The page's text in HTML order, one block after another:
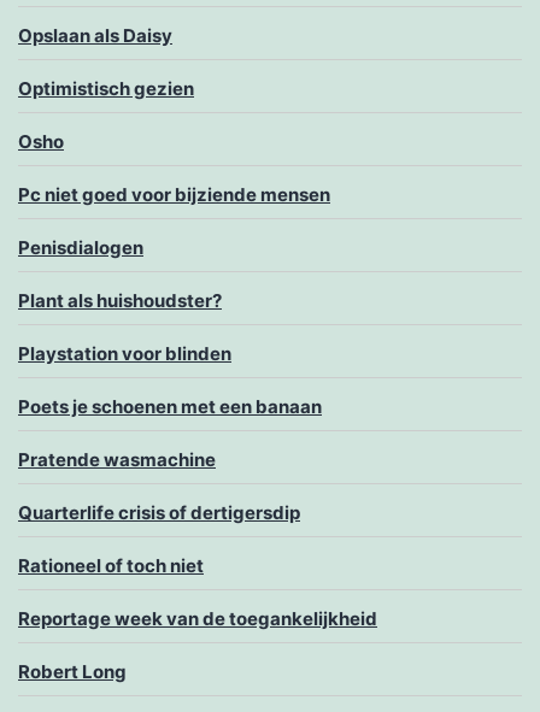
Opslaan als Daisy
Optimistisch gezien
Osho
Pc niet goed voor bijziende mensen
Penisdialogen
Plant als huishoudster?
Playstation voor blinden
Poets je schoenen met een banaan
Pratende wasmachine
Quarterlife crisis of dertigersdip
Rationeel of toch niet
Reportage week van de toegankelijkheid
Robert Long